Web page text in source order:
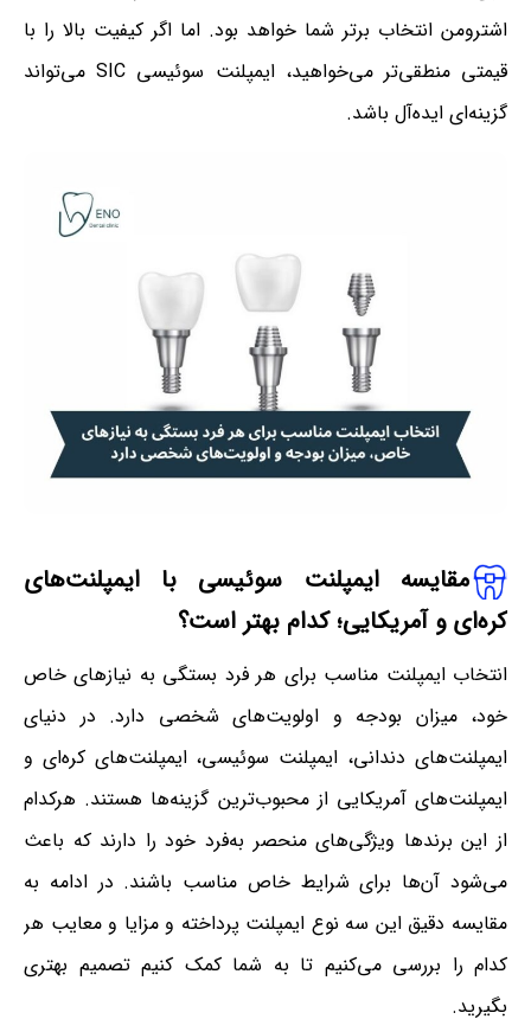
اشترومن انتخاب برتر شما خواهد بود. اما اگر کیفیت بالا را با
قیمتی منطقی‌تر می‌خواهید، ایمپلنت سوئیسی SIC می‌تواند
گزینه‌ای ایده‌آل باشد.
مقایسه ایمپلنت سوئیسی با ایمپلنت‌های
کره‌ای و آمریکایی؛ کدام بهتر است؟
انتخاب ایمپلنت مناسب برای هر فرد بستگی به نیازهای خاص
خود، میزان بودجه و اولویت‌های شخصی دارد. در دنیای
ایمپلنت‌های دندانی، ایمپلنت سوئیسی، ایمپلنت‌های کره‌ای و
ایمپلنت‌های آمریکایی از محبوب‌ترین گزینه‌ها هستند. هرکدام
از این برندها ویژگی‌های منحصر به‌فرد خود را دارند که باعث
می‌شود آن‌ها برای شرایط خاص مناسب باشند. در ادامه به
مقایسه دقیق این سه نوع ایمپلنت پرداخته و مزایا و معایب هر
کدام را بررسی می‌کنیم تا به شما کمک کنیم تصمیم بهتری
بگیرید.